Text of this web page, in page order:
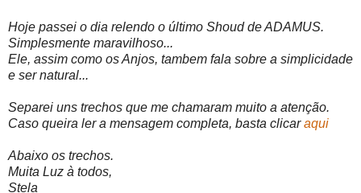
Hoje passei o dia relendo o último Shoud de ADAMUS.
Simplesmente maravilhoso...
Ele, assim como os Anjos, tambem fala sobre a simplicidade
e ser natural...
Separei uns trechos que me chamaram muito a atenção.
Caso queira ler a mensagem completa, basta clicaraqui
Abaixo os trechos.
Muita Luz à todos,
Stela